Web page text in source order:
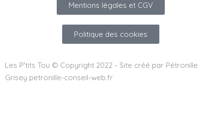
Mentions légales et CGV
Politique des cookies
Les P'tits Tou © Copyright 2022 - Site créé par Pétronille
Grisey petronille-conseil-web.fr